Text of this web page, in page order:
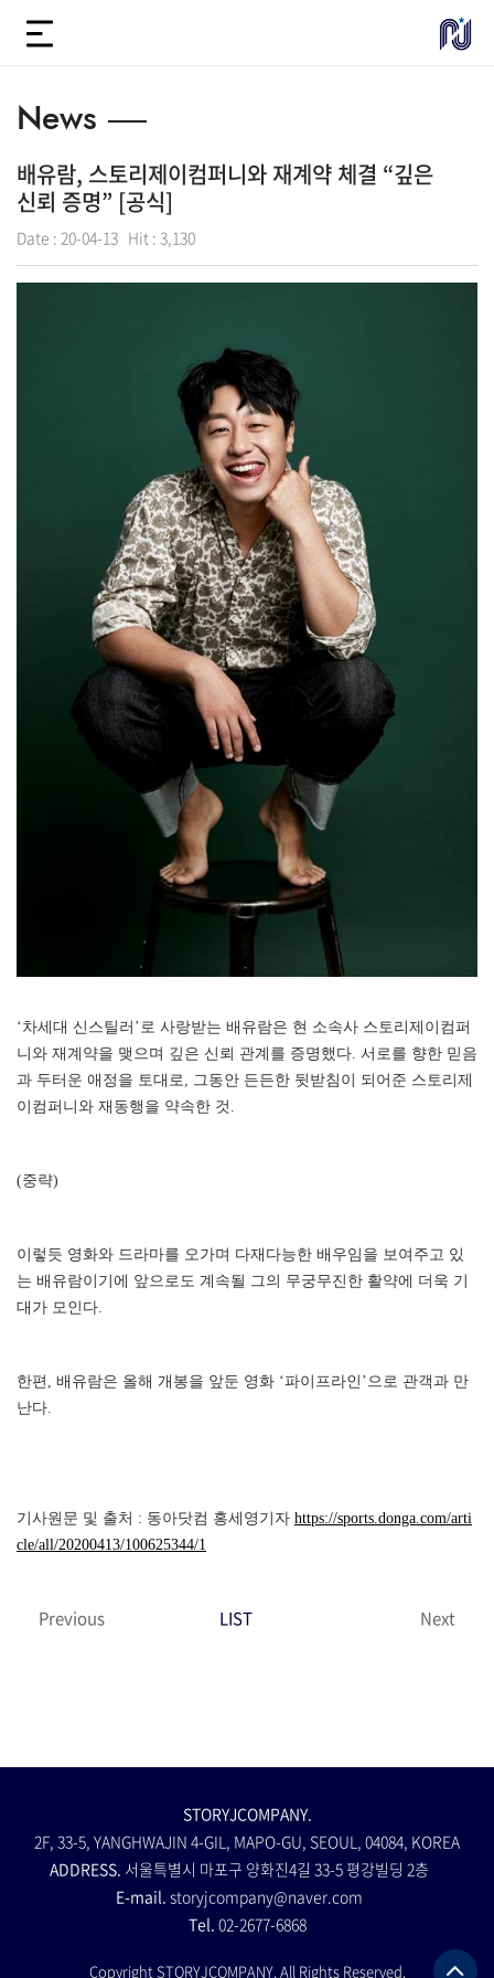
News
배유람, 스토리제이컴퍼니와 재계약 체결 “깊은
신뢰 증명” [공식]
Date : 20-04-13 Hit : 3,130
‘차세대 신스틸러’로 사랑받는 배유람은 현 소속사 스토리제이컴퍼
니와 재계약을 맺으며 깊은 신뢰 관계를 증명했다. 서로를 향한 믿음
과 두터운 애정을 토대로, 그동안 든든한 뒷받침이 되어준 스토리제
이컴퍼니와 재동행을 약속한 것.
(중략)
이렇듯 영화와 드라마를 오가며 다재다능한 배우임을 보여주고 있
는 배유람이기에 앞으로도 계속될 그의 무궁무진한 활약에 더욱 기
대가 모인다.
한편, 배유람은 올해 개봉을 앞둔 영화 ‘파이프라인’으로 관객과 만
난다.
기사원문 및 출처 : 동아닷컴 홍세영기자 https://sports.donga.com/arti
cle/all/20200413/100625344/1
Previous LIST Next
STORYJCOMPANY.
2F, 33-5, YANGHWAJIN 4-GIL, MAPO-GU, SEOUL, 04084, KOREA
ADDRESS. 서울특별시 마포구 양화진4길 33-5 평강빌딩 2층
E-mail. storyjcompany@naver.com
Tel. 02-2677-6868
Copyright STORYJCOMPANY. All Rights Reserved.